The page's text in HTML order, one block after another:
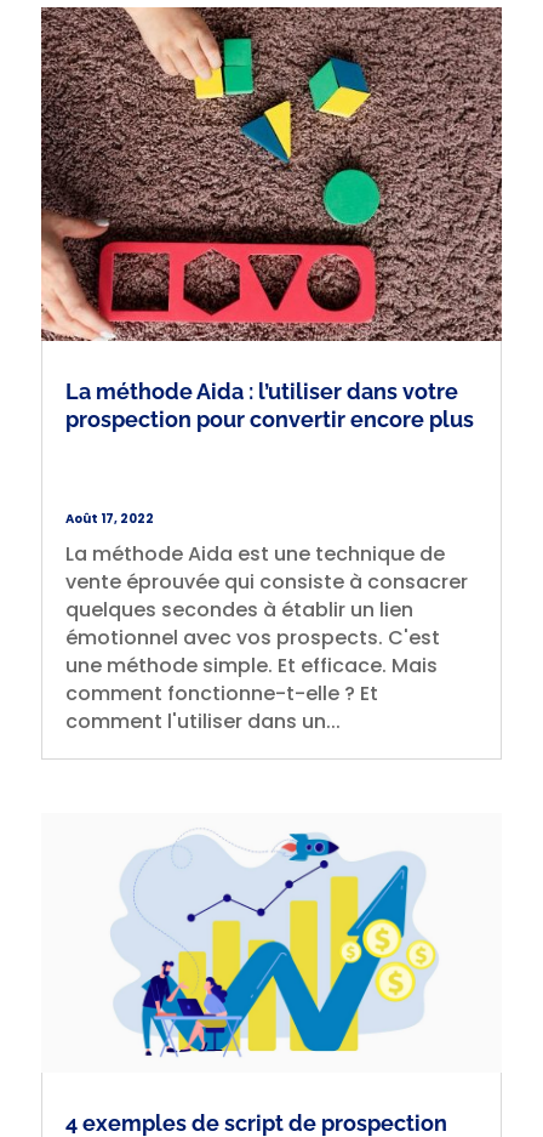
La méthode Aida : l’utiliser dans votre
prospection pour convertir encore plus
Août 17, 2022
La méthode Aida est une technique de
vente éprouvée qui consiste à consacrer
quelques secondes à établir un lien
émotionnel avec vos prospects. C'est
une méthode simple. Et efficace. Mais
comment fonctionne-t-elle ? Et
comment l'utiliser dans un...
4 exemples de script de prospection